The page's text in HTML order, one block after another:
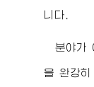
니다.
분야가
을 완강히